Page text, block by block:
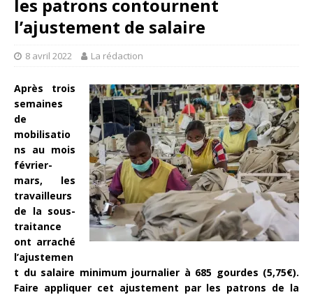
les patrons contournent
l’ajustement de salaire
8 avril 2022 La rédaction
Après trois
semaines
de
mobilisatio
ns au mois
février-
mars, les
travailleurs
de la sous-
traitance
ont arraché
l’ajustemen
t du salaire minimum journalier à 685 gourdes (5,75€).
Faire appliquer cet ajustement par les patrons de la